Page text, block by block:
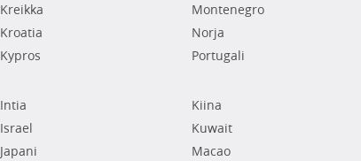
Kreikka
Kroatia
Kypros
Montenegro
Norja
Portugali
Intia
Israel
Japani
Kiina
Kuwait
Macao